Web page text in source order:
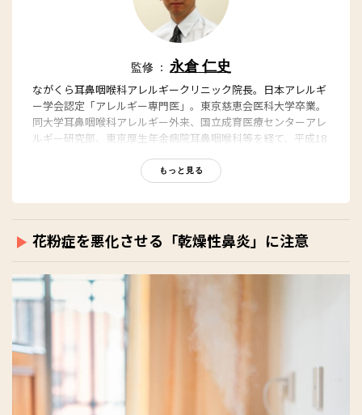
監修 ： 永倉 仁史
ながくら耳鼻咽喉科アレルギークリニック院長。日本アレルギ
ー学会認定「アレルギー専門医」。東京慈恵会医科大学卒業。
同大学耳鼻咽喉科アレルギー外来、国立成育医療センターアレ
ルギー研究部、東京厚生年金病院耳鼻咽喉科等を経て、平成18
いる。※ながくら耳鼻咽喉科アレルギークリニックでも、東京
もっと見る
花粉症を悪化させる「乾燥性鼻炎」に注意